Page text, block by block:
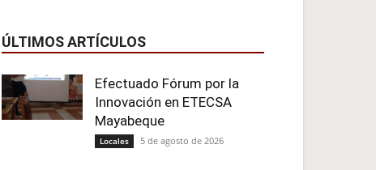
ÚLTIMOS ARTÍCULOS
Efectuado Fórum por la
Innovación en ETECSA
Mayabeque
Locales 5 de agosto de 2026